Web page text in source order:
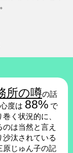
所の噂の話
度は 88% で
く状況的に、
のは当然と言え
沙汰されている
原じゅん子の記